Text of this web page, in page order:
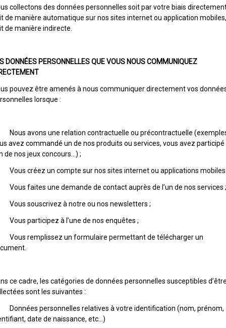
collectons des données personnelles soit par votre biais
de manière automatique sur nos sites internet ou application mobiles,
de manière indirecte.
DONNÉES PERSONNELLES QUE VOUS NOUS COMMUNIQUEZ
pouvez être amenés à nous communiquer directement vos
lorsque :
avons une relation contractuelle ou précontractuelle
avez commandé un de nos produits ou services, vous avez participé
de nos jeux concours…) ;
créez un compte sur nos sites internet ou applications mobiles
faites une demande de contact auprès de l’un de nos services ;
souscrivez à notre ou nos newsletters ;
participez à l’une de nos enquêtes ;
remplissez un formulaire permettant de télécharger un
ce cadre, les catégories de données personnelles susceptibles
sont les suivantes :
personnelles relatives à votre identification (nom, prénom,
date de naissance, etc…)